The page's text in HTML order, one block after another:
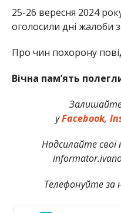
25-26 вересня 2024
оголосили дні жалоби
Про чин похорону
Вічна пам’ять
уFacebook,
Надсилайте
Телефонуйте за